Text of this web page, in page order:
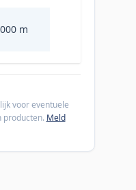
m
voor eventuele
producten. Meld